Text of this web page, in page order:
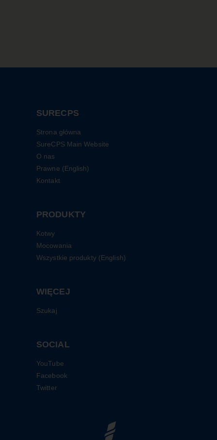
SURECPS
Strona główna
SureCPS Main Website
O nas
Prawne (English)
Kontakt
PRODUKTY
Kotwy
Mocowania
Wszystkie produkty (English)
WIĘCEJ
Szukaj
SOCIAL
YouTube
Facebook
Twitter